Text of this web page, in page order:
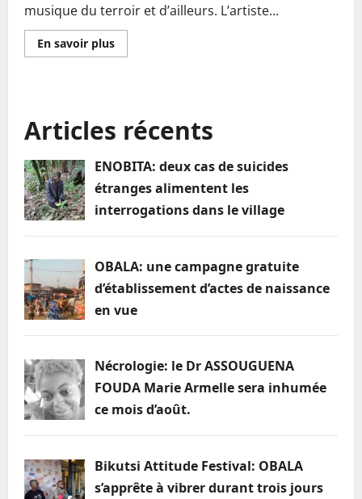
musique du terroir et d’ailleurs. L’artiste...
En savoir plusEn
savoir
Nelly
La
organise
concert
grande
envergure
ce
à
Articles récents
ENOBITA: deux cas de suicides
étranges alimentent les
interrogations dans le village
OBALA: une campagne gratuite
d’établissement d’actes de naissance
en vue
Nécrologie: le Dr ASSOUGUENA
FOUDA Marie Armelle sera inhumée
ce mois d’août.
Bikutsi Attitude Festival: OBALA
s’apprête à vibrer durant trois jours